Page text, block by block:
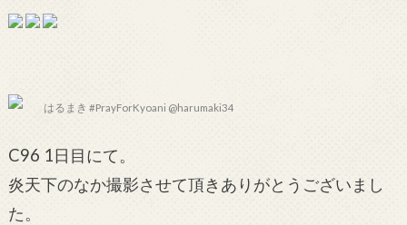
はるまき #PrayForKyoani @harumaki34
C96 1日目にて。
炎天下のなか撮影させて頂きありがとうございまし
た。